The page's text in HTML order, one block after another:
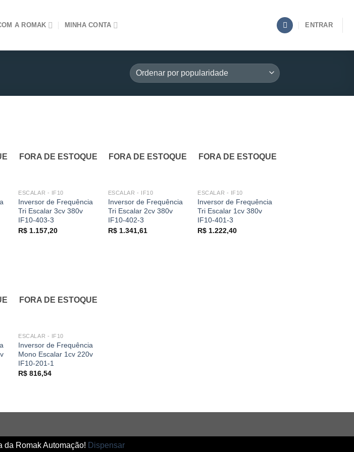
A ROMAK MINHA CONTA ENTRAR
FORA DE ESTOQUE
ESCALAR - IF10
Inversor de Frequência
Tri Escalar 3cv 380v
IF10-403-3
R$ 1.157,20
FORA DE ESTOQUE
ESCALAR - IF10
Inversor de Frequência
Tri Escalar 2cv 380v
IF10-402-3
R$1.341,61
FORA DE ESTOQUE
ESCALAR - IF10
Inversor de Frequência
Tri Escalar 1cv 380v
IF10-401-3
R$ 1.222,40
FORA DE ESTOQUE
ESCALAR - IF10
Inversor de Frequência
Mono Escalar 1cv 220v
IF10-201-1
R$ 816,54
da Romak Automação! Dispensar